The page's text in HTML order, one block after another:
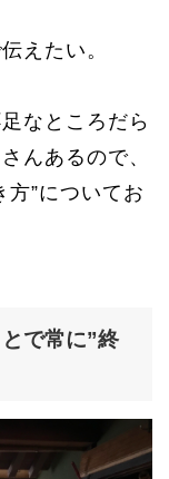
えたい。
なところだら
んあるので、
方”についてお
で常に”終